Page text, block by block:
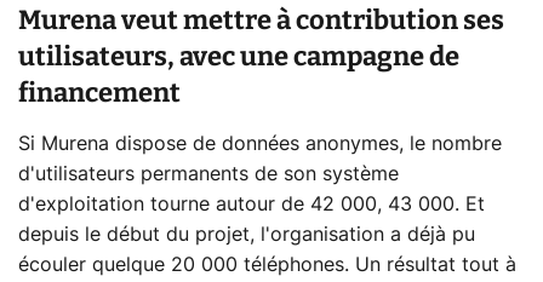
Murena veut mettre à contribution ses
utilisateurs, avec une campagne de
financement
Si Murena dispose de données anonymes, le nombre
d'utilisateurs permanents de son système
d'exploitation tourne autour de 42 000, 43 000. Et
depuis le début du projet, l'organisation a déjà pu
écouler quelque 20 000 téléphones. Un résultat tout à